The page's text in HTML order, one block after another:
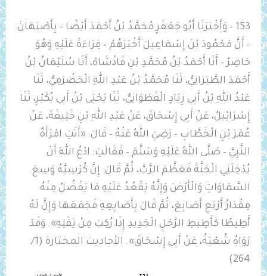
153 – وَأَخْبَرَنَا أَبُو جَعْفَرٍ مُحَمَّدُ بْنُ أَحْمَدَ أَيْضًا – بِأَصْبَهَانَ
– أَنَّ مَحْمُودَ بْنَ إِسْمَاعِيلَ أَخْبَرَهُمْ – قِرَاءَةً عَلَيْهِ وَهُوَ
حَاضِرٌ – أَنَا أَحْمَدُ بْنُ مُحَمَّدِ بْنِ فَاذْشَاهْ، أَنَا سُلَيْمَانُ بْنُ
أَحْمَدَ الطَّبَرَانِيُّ، ثَنَا مُحَمَّدُ بْنُ عَبْدِ اللهِ الْحَضْرَمِيُّ، ثَنَا
عَبْدُ اللهِ بْنُ أَبِي زِيَادٍ الْقَطَوَانِيُّ، ثَنَا يَحْيَى بْنُ أَبِي بُكَيْرٍ، ثَنَا
إِسْرَائِيلُ، عَنْ أَبِي إِسْحَاقَ، عَنْ عَبْدِ اللهِ بْنِ خَلِيفَةَ، عَنْ
عُمَرَ بْنِ الْخَطَّابِ – رَضِيَ اللهُ عَنْهُ – قَالَ: «أَتَتِ امْرَأَةٌ
النَّبِيَّ – صَلَّى اللهُ عَلَيْهِ وَسَلَّمَ – فَقَالَتِ: ادْعُ اللهَ أَنْ
يُدْخِلَنِي الْجَنَّةَ فَعَظَّمَ الرَّبَّ، ثُمَّ قَالَ: إِنَّ كُرْسِيَّهُ وَسِعَ
السَّمَاوَاتِ وَالْأَرْضَ وَإِنَّهُ يَقْعُدُ عَلَيْهِ مَا يَفْضُلُ مِنْهُ
مِقْدَارُ أَرْبَعِ أَصَابِعَ، ثُمَّ قَالَ بِأَصَابِعِهِ فَجَمَعَهَا وَإِنَّ لَهُ
أَطِيطًا كَأَطِيطِ الرَّحْلِ الْجَدِيدِ إِذَا رُكِبَ مِنْ ثِقَلِهِ». وَقَدْ
رَوَاهُ شُعْبَةُ، عَنْ أَبِي إِسْحَاقَ». الأحاديث المختارة (1/
264)